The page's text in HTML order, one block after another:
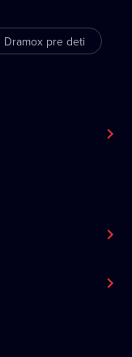
Dramox pre deti